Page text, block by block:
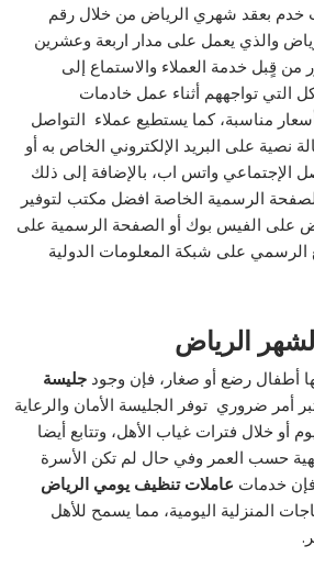
خدم بعقد شهري الرياض من خلال رقم
والذي يعمل على مدار اربعة وعشرين
من قٍبل خدمة العملاء والاستماع إلى
التي تواجههم أثناء عمل خادمات
مناسبة، كما يستطيع عملاء التواصل
نصية على البريد الإلكتروني الخاص به أو
الإجتماعي واتس اب، بالإضافة إلى ذلك
الرسمية الخاصة افضل مكتب لتوفير
على الفيس بوك أو الصفحة الرسمية على
الرسمي على شبكة المعلومات الدولية
الرياض
أطفال رضع أو صغار، فإن وجودجليسة
أمر ضروري توفر الجليسة الأمان والرعاية
أو خلال فترات غياب الأهل، وتتابع أيضا
حسب العمر وفي حال لم تكن الأسرة
فإن خدمات عاملات تنظيف يومي الرياض
المنزلية اليومية، مما يسمح للأهل